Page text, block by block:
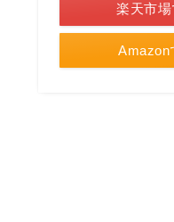
Amazon
楽天市